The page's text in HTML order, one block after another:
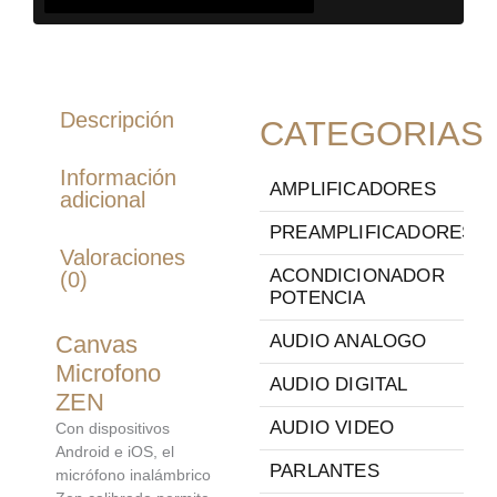
Descripción
Información
adicional
Valoraciones
(0)
Canvas
Microfono
ZEN
Con dispositivos
Android e iOS, el
micrófono inalámbrico
CATEGORIAS
AMPLIFICADORES
PREAMPLIFICADORES
ACONDICIONADOR
POTENCIA
AUDIO ANALOGO
AUDIO DIGITAL
AUDIO VIDEO
PARLANTES